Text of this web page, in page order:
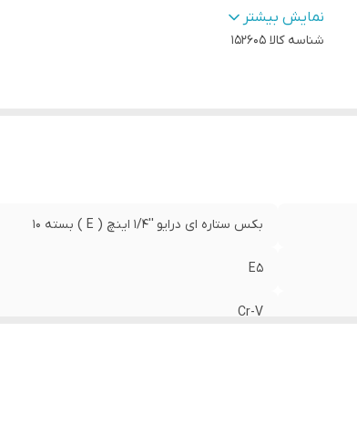
کشور سازنده: تایوان نمایش بیشتر
شناسه کالا 152605
بکس ستاره ای درایو ''1/4 اینچ ( E ) بسته 10
E5
Cr-V